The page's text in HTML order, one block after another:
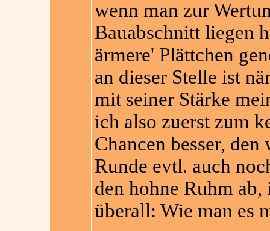
wenn man zur
Bauabschnitt liegen
ärmere' Plättchen
an dieser Stelle ist
mit seiner Stärke
ich also zuerst zum
Chancen besser,
Runde evtl. auch
den hohne Ruhm
überall: Wie man es